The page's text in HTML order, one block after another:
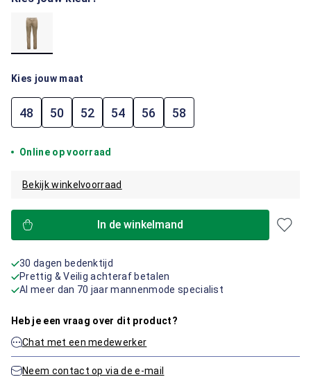
Kies jouw maat
48 50 52 54 56 58
Online op voorraad
Bekijk winkelvoorraad
In de winkelmand
30 dagen bedenktijd
Prettig & Veilig achteraf betalen
Al meer dan 70 jaar mannenmode specialist
Heb je een vraag over dit product?
Chat met een medewerker
Neem contact op via de e-mail